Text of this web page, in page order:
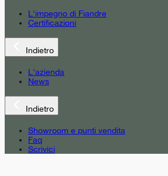
L'impegno di Fiandre
Certificazioni
Indietro
L'azienda
News
Indietro
Showroom e punti vendita
Faq
Scrivici